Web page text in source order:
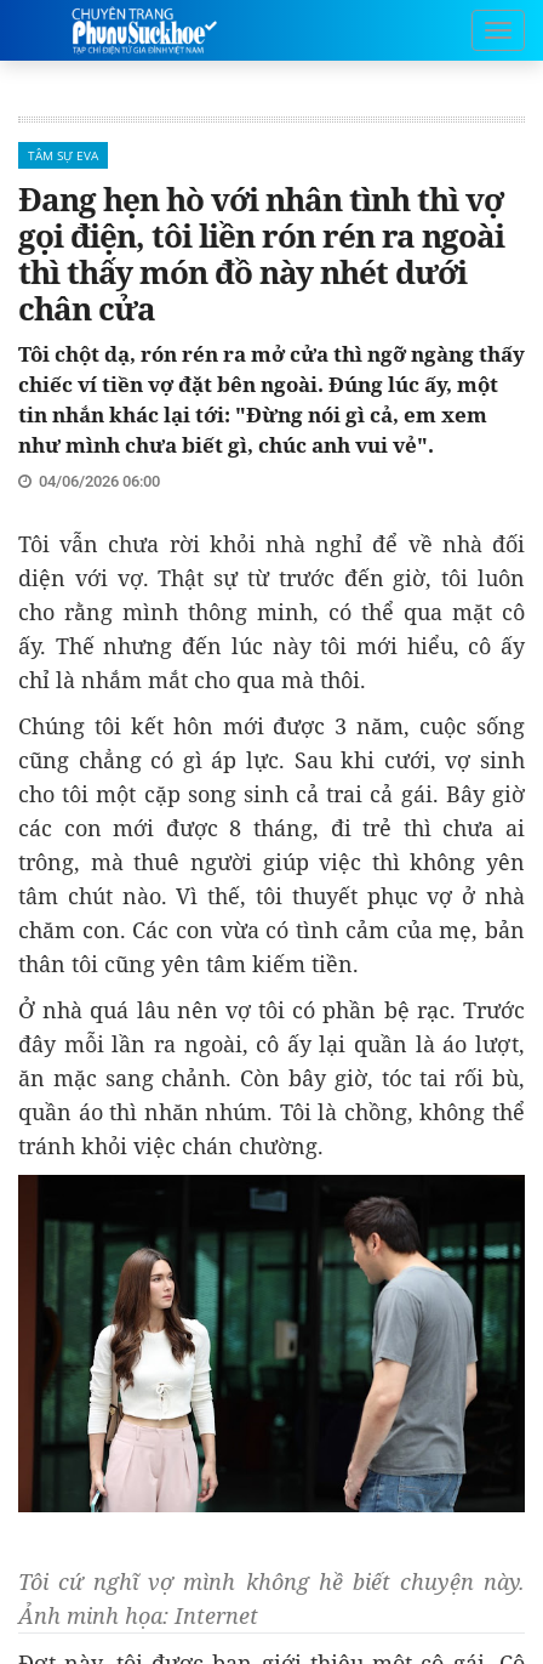
TÂM SỰ EVA
Đang hẹn hò với nhân tình thì vợ
gọi điện, tôi liền rón rén ra ngoài
thì thấy món đồ này nhét dưới
chân cửa
Tôi chột dạ, rón rén ra mở cửa thì ngỡ ngàng thấy
chiếc ví tiền vợ đặt bên ngoài. Đúng lúc ấy, một
tin nhắn khác lại tới: "Đừng nói gì cả, em xem
như mình chưa biết gì, chúc anh vui vẻ".
04/06/2026 06:00
Tôi vẫn chưa rời khỏi nhà nghỉ để về nhà đối
diện với vợ. Thật sự từ trước đến giờ, tôi luôn
cho rằng mình thông minh, có thể qua mặt cô
ấy. Thế nhưng đến lúc này tôi mới hiểu, cô ấy
chỉ là nhắm mắt cho qua mà thôi.
Chúng tôi kết hôn mới được 3 năm, cuộc sống
cũng chẳng có gì áp lực. Sau khi cưới, vợ sinh
cho tôi một cặp song sinh cả trai cả gái. Bây giờ
các con mới được 8 tháng, đi trẻ thì chưa ai
trông, mà thuê người giúp việc thì không yên
tâm chút nào. Vì thế, tôi thuyết phục vợ ở nhà
chăm con. Các con vừa có tình cảm của mẹ, bản
thân tôi cũng yên tâm kiếm tiền.
Ở nhà quá lâu nên vợ tôi có phần bệ rạc. Trước
đây mỗi lần ra ngoài, cô ấy lại quần là áo lượt,
ăn mặc sang chảnh. Còn bây giờ, tóc tai rối bù,
quần áo thì nhăn nhúm. Tôi là chồng, không thể
tránh khỏi việc chán chường.
Tôi cứ nghĩ vợ mình không hề biết chuyện này.
Ảnh minh họa: Internet